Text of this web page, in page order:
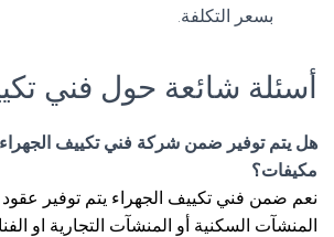
بسعر التكلفة.
أسئلة شائعة حول فني
هل يتم توفير ضمن شركة فني تكييف
مكيفات؟
نعم ضمن فني تكييف الجهراء يتم توفير
المنشآت السكنية أو المنشآت التجارية او